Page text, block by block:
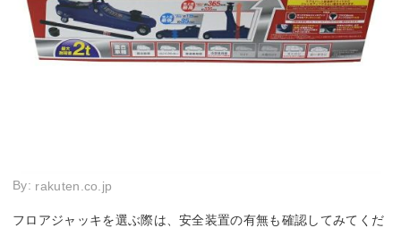
By: rakuten.co.jp
フロアジャッキを選ぶ際は、安全装置の有無も確認してみてくだ